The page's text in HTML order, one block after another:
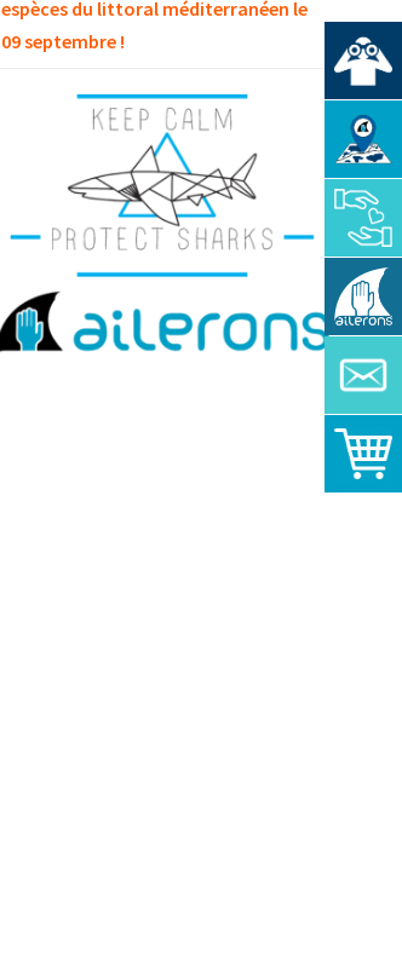
espèces du littoral méditerranéen le
09 septembre !